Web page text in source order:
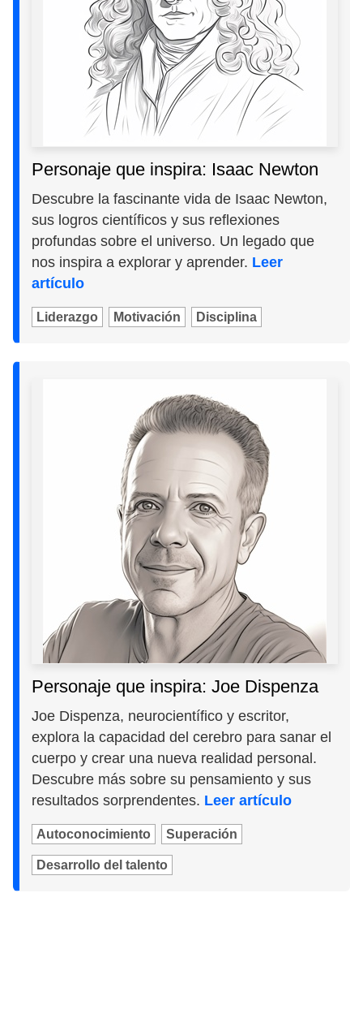
Personaje que inspira: Isaac Newton
Descubre la fascinante vida de Isaac Newton,
sus logros científicos y sus reflexiones
profundas sobre el universo. Un legado que
nos inspira a explorar y aprender. Leer
artículo
Liderazgo Motivación Disciplina
Personaje que inspira: Joe Dispenza
Joe Dispenza, neurocientífico y escritor,
explora la capacidad del cerebro para sanar el
cuerpo y crear una nueva realidad personal.
Descubre más sobre su pensamiento y sus
resultados sorprendentes. Leer artículo
Autoconocimiento Superación
Desarrollo del talento